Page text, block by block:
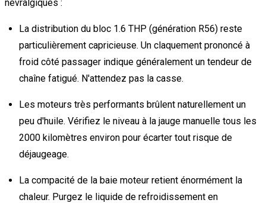
névralgiques :
La distribution du bloc 1.6 THP (génération R56) reste
particulièrement capricieuse. Un claquement prononcé à
froid côté passager indique généralement un tendeur de
chaîne fatigué. N'attendez pas la casse.
Les moteurs très performants brûlent naturellement un
peu d'huile. Vérifiez le niveau à la jauge manuelle tous les
2000 kilomètres environ pour écarter tout risque de
déjaugeage.
La compacité de la baie moteur retient énormément la
chaleur. Purgez le liquide de refroidissement en